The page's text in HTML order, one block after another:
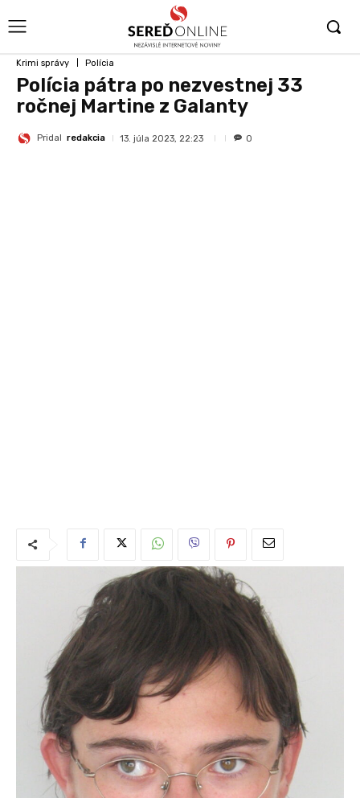
Krimi správy Polícia
Polícia pátra po nezvestnej 33
ročnej Martine z Galanty
Pridal redakcia 13. júla 2023, 22:23 0